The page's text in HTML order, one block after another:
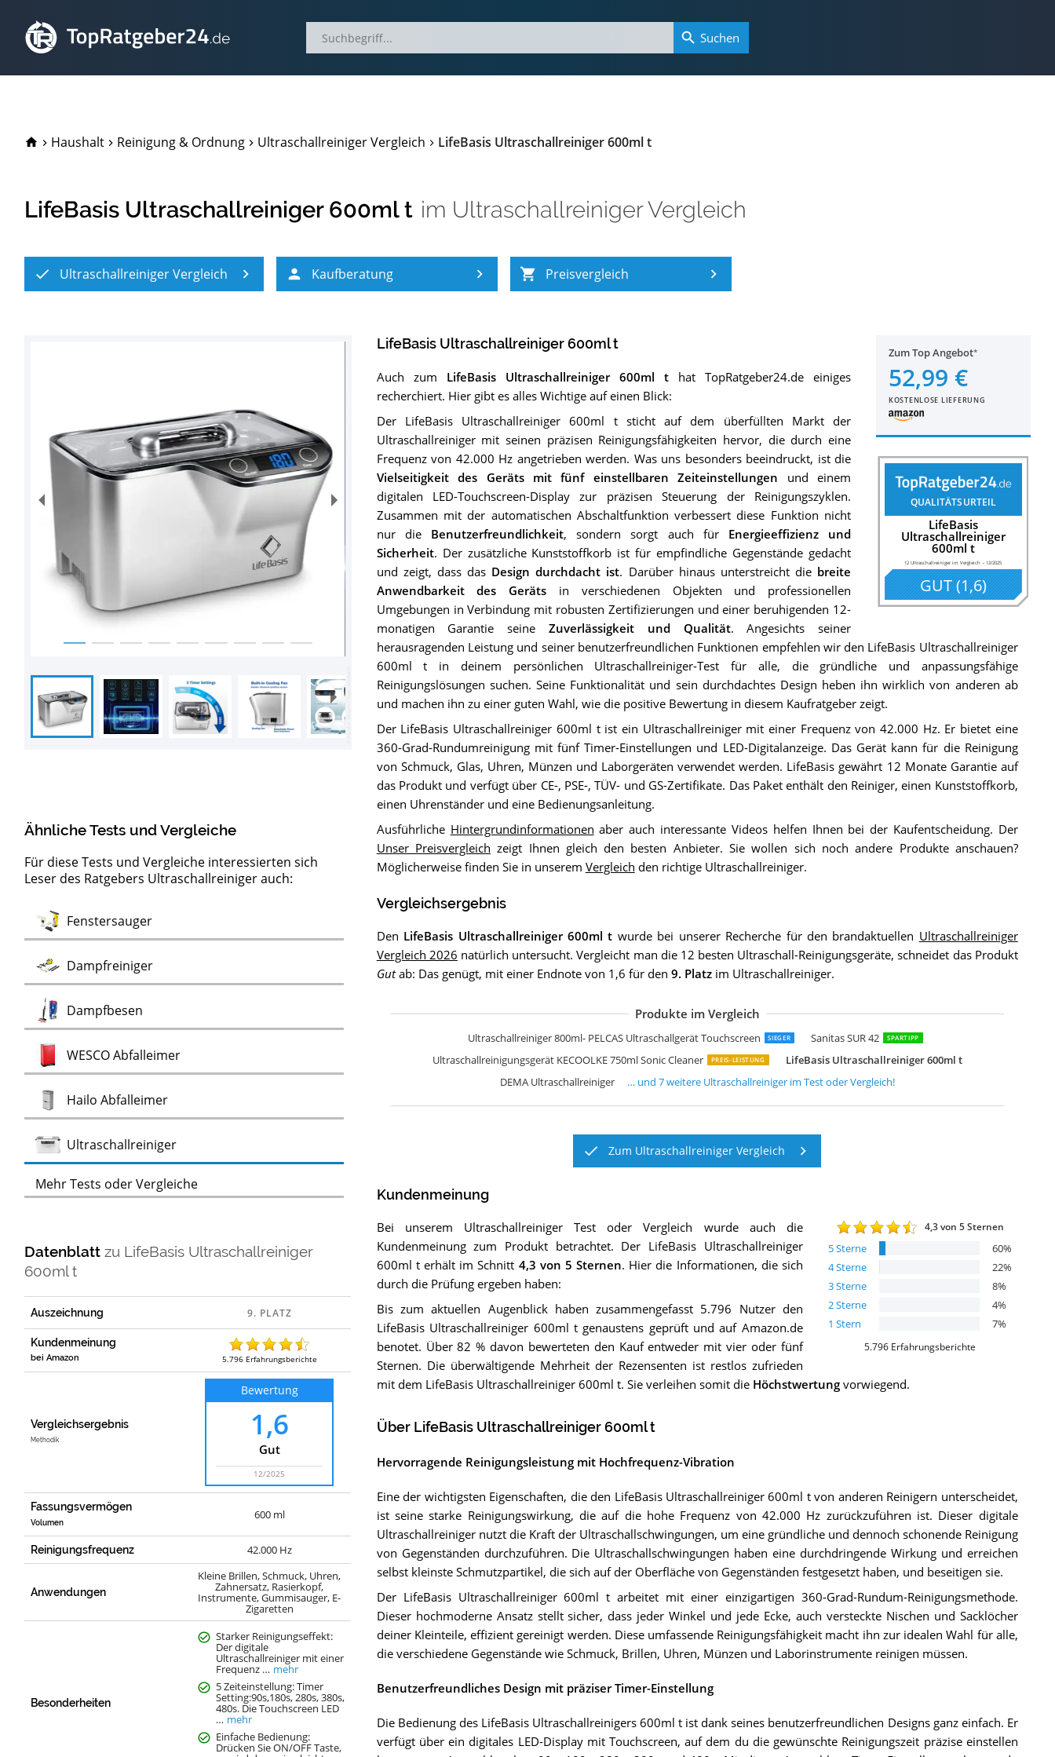
TopRatgeber24.de
Haushalt Reinigung & Ordnung Ultraschallreiniger Vergleich LifeBasis Ultraschallreiniger 600ml t
LifeBasis Ultraschallreiniger 600ml t im Ultraschallreiniger Vergleich
Ultraschallreiniger Vergleich Kaufberatung Preisvergleich
Ähnliche Tests und Vergleiche
Für diese Tests und Vergleiche interessierten sich
Leser des Ratgebers Ultraschallreiniger auch:
FenstersaugerTest
DampfreinigerTest
Dampfbesen
WESCO AbfalleimerTest
Hailo AbfalleimerTest
UltraschallreinigerTest
Doppel-MülleimerTest
Akkubesen
Test
HartbodenreinigerTest
Kärcher PuzziTest
Waschsauger
Test
Fensterputzroboter
PolsterreinigerTest
Mehr Tests oder Vergleiche
Datenblattzu LifeBasis Ultraschallreiniger
600ml t
Auszeichnung
Kundenmeinung
bei Amazon 5.796 Erfahrungsberichte
Vergleichsergebnis
Methodik
Bewertung
1,6
Gut
12/2025
Fassungsvermögen
Volumen
600 ml
Reinigungsfrequenz 42.000 Hz
Anwendungen
Kleine Brillen, Schmuck, Uhren,
Zahnersatz, Rasierkopf,
Instrumente, Gummisauger, E-
Zigaretten
Besonderheiten
Starker Reinigungseffekt:
Der digitale
Ultraschallreiniger mit einer
Frequenz … mehr
5 Zeiteinstellung: Timer
Setting:90s,180s, 280s, 380s,
480s. Die Touchscreen LED
… mehr
Einfache Bedienung:
Drücken Sie ON/OFF Taste,
Zum Top Angebot
52,99 €
KOSTENLOSE LIEFERUNG
QUALITÄTSURTEIL
LifeBasis
Ultraschallreiniger
600ml t
12 Ultraschallreiniger im Vergleich –12/2025
GUT(1,6)
LifeBasis Ultraschallreiniger 600ml t
Auch zum LifeBasis Ultraschallreiniger 600ml that TopRatgeber24.de einiges
recherchiert. Hier gibt es alles Wichtige auf einen Blick:
Der LifeBasis Ultraschallreiniger 600ml t sticht auf dem überfüllten Markt der
Ultraschallreiniger mit seinen präzisen Reinigungsfähigkeiten hervor, die durch eine
Frequenz von 42.000 Hz angetrieben werden. Was uns besonders beeindruckt, ist die
Vielseitigkeit des Geräts mit fünf einstellbaren Zeiteinstellungen und einem
digitalen LED-Touchscreen-Display zur präzisen Steuerung der Reinigungszyklen.
Zusammen mit der automatischen Abschaltfunktion verbessert diese Funktion nicht
nur die Benutzerfreundlichkeit, sondern sorgt auch für Energieeffizienz und
Sicherheit. Der zusätzliche Kunststoffkorb ist für empfindliche Gegenstände gedacht
und zeigt, dass das Design durchdacht ist. Darüber hinaus unterstreicht die breite
Anwendbarkeit des Geräts in verschiedenen Objekten und professionellen
Umgebungen in Verbindung mit robusten Zertifizierungen und einer beruhigenden 12-
monatigen Garantie seine Zuverlässigkeit und Qualität. Angesichts seiner
herausragenden Leistung und seiner benutzerfreundlichen Funktionen empfehlen wir den LifeBasis Ultraschallreiniger
600ml t in deinem persönlichen Ultraschallreiniger-Test für alle, die gründliche und anpassungsfähige
Reinigungslösungen suchen. Seine Funktionalität und sein durchdachtes Design heben ihn wirklich von anderen ab
und machen ihn zu einer guten Wahl, wie die positive Bewertung in diesem Kaufratgeber zeigt.
Der LifeBasis Ultraschallreiniger 600ml t ist ein Ultraschallreiniger mit einer Frequenz von 42.000 Hz. Er bietet eine
360-Grad-Rundumreinigung mit fünf Timer-Einstellungen und LED-Digitalanzeige. Das Gerät kann für die Reinigung
von Schmuck, Glas, Uhren, Münzen und Laborgeräten verwendet werden. LifeBasis gewährt 12 Monate Garantie auf
das Produkt und verfügt über CE-, PSE-, TÜV- und GS-Zertifikate. Das Paket enthält den Reiniger, einen Kunststoffkorb,
einen Uhrenständer und eine Bedienungsanleitung.
Ausführliche Hintergrundinformationen aber auch interessante Videos helfen Ihnen bei der Kaufentscheidung. Der
Unser Preisvergleich zeigt Ihnen gleich den besten Anbieter. Sie wollen sich noch andere Produkte anschauen?
Möglicherweise finden Sie in unserem Vergleich den richtige Ultraschallreiniger.
Vergleichsergebnis
Den LifeBasis Ultraschallreiniger 600ml t wurde bei unserer Recherche für den brandaktuellen Ultraschallreiniger
Vergleich 2026 natürlich untersucht. Vergleicht man die 12 besten Ultraschall-Reinigungsgeräte, schneidet das Produkt
Gutab: Das genügt, mit einer Endnote von 1,6 für den 9. Platzim Ultraschallreiniger.
Produkte im Vergleich
Ultraschallreiniger 800ml- PELCAS Ultraschallgerät Touchscreen SIEGER Sanitas SUR 42 SPARTIPP
Ultraschallreinigungsgerät KECOOLKE 750ml Sonic Cleaner PREIS-LEISTUNG
LifeBasis Ultraschallreiniger 600ml t
DEMA Ultraschallreiniger
LifeBasis Ultraschallreinigungsgerät 870ml Professionell
DK SONIC 3LUltraschallreiniger mit Semiwave und Fullwave Modi für
2022 neuer VLOXO Ultraschallreiniger 700ml Ultraschallgerät
LifeBasis USC-105
GRUNDIG UC 6620 Ultraschallreiniger Weiß
Ultraschall-Schmuckreiniger
Ultraschallreiniger 600ml
… und 7weitere Ultraschallreinigerim Test oder Vergleich!
Zum Ultraschallreiniger Vergleich
Kundenmeinung
4,3von 5 Sternen
5Sterne 60%
4Sterne 22%
3Sterne 8%
2Sterne 4%
1 Stern 7%
5.796 Erfahrungsberichte
Bei unserem Ultraschallreiniger Test oder Vergleich wurde auch die
Kundenmeinung zum Produkt betrachtet. Der LifeBasis Ultraschallreiniger
600ml terhält im Schnitt 4,3 von 5 Sternen. Hier die Informationen, die sich
durch die Prüfung ergeben haben:
Bis zum aktuellen Augenblick haben zusammengefasst 5.796 Nutzer den
LifeBasis Ultraschallreiniger 600ml t genaustens geprüft und auf Amazon.de
benotet. Über 82 % davon bewerteten den Kauf entweder mit vier oder fünf
Sternen. Die überwältigende Mehrheit der Rezensenten ist restlos zufrieden
mit dem LifeBasis Ultraschallreiniger 600ml t. Sie verleihen somit die Höchstwertungvorwiegend.
Über LifeBasis Ultraschallreiniger 600ml t
Hervorragende Reinigungsleistung mit Hochfrequenz-Vibration
Eine der wichtigsten Eigenschaften, die den LifeBasis Ultraschallreiniger 600ml t von anderen Reinigern unterscheidet,
ist seine starke Reinigungswirkung, die auf die hohe Frequenz von 42.000 Hz zurückzuführen ist. Dieser digitale
Ultraschallreiniger nutzt die Kraft der Ultraschallschwingungen, um eine gründliche und dennoch schonende Reinigung
von Gegenständen durchzuführen. Die Ultraschallschwingungen haben eine durchdringende Wirkung und erreichen
selbst kleinste Schmutzpartikel, die sich auf der Oberfläche von Gegenständen festgesetzt haben, und beseitigen sie.
Der LifeBasis Ultraschallreiniger 600ml t arbeitet mit einer einzigartigen 360-Grad-Rundum-Reinigungsmethode.
Dieser hochmoderne Ansatz stellt sicher, dass jeder Winkel und jede Ecke, auch versteckte Nischen und Sacklöcher
deiner Kleinteile, effizient gereinigt werden. Diese umfassende Reinigungsfähigkeit macht ihn zur idealen Wahl für alle,
die verschiedene Gegenstände wie Schmuck, Brillen, Uhren, Münzen und Laborinstrumente reinigen müssen.
Benutzerfreundliches Design mit präziser Timer-Einstellung
Die Bedienung des LifeBasis Ultraschallreinigers 600ml t ist dank seines benutzerfreundlichen Designs ganz einfach. Er
verfügt über ein digitales LED-Display mit Touchscreen, auf dem du die gewünschte Reinigungszeit präzise einstellen
Suchen